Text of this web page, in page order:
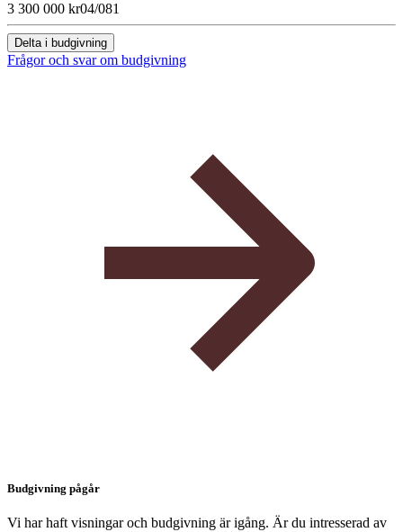
3 300 000 kr04/081
Delta i budgivning
Frågor och svar om budgivning
Budgivning pågår
Vi har haft visningar och budgivning är igång. Är du intresserad av